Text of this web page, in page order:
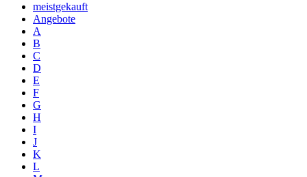
meistgekauft
Angebote
A
B
C
D
E
F
G
H
I
J
K
L